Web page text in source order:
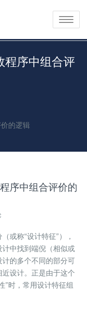
Toggle
程序中组合评
的逻辑
序中组合评价的
或称“设计特征”），
中找到端倪（相似或
的多个不同的部分可
设计。正是由于这个
”时，常用设计特征组